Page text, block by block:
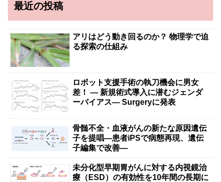
最近の投稿
アリはどう動き回るのか？ 物理学で迫
る探索の仕組み
ロボット支援手術の執刀機会に男女
差！ — 新規術式導入に潜むジェンダ
ーバイアス— Surgeryに発表
骨髄不全・血液がんの新たな原因遺伝
子を提唱―患者iPSで病態再現、遺伝
子編集で改善―
未分化型早期胃がんに対する内視鏡治
療（ESD）の有効性を10年間の長期に